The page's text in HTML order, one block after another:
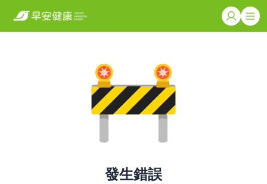
發生錯誤